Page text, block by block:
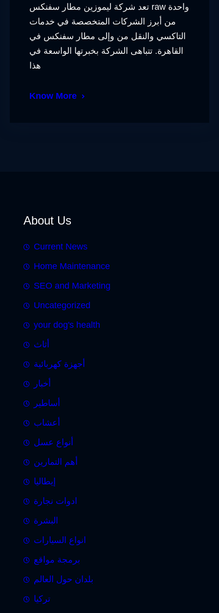
تعد شركة ليموزين مطار سفنكس raw واحدة
من أبرز الشركات المتخصصة في خدمات
التاكسي والنقل من وإلى مطار سفنكس في
القاهرة. تتباهى الشركة بخبرتها الواسعة في
هذا
Know More
About Us
Current News
Home Maintenance
SEO and Marketing
Uncategorized
your dog's health
أثاث
أجهزة كهربائية
أخبار
أساطير
أعشاب
أنواع عسل
أهم التمارين
إيطاليا
ادوات نجارة
البشرة
انواع السيارات
برمجة مواقع
بلدان حول العالم
تركيا